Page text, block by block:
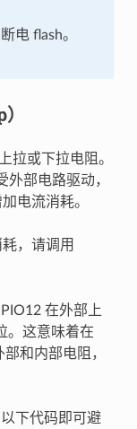
电 flash。
拉或下拉电阻。
外部电路驱动，
电流消耗。
，请调用
在外部上
。这意味着在
和内部电阻，
下代码即可避